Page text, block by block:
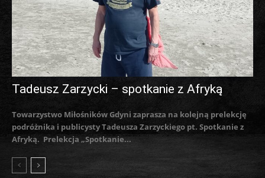
Tadeusz Zarzycki – spotkanie z Afryką
Towarzystwo Miłośników Gdyni zaprasza na kolejną prelekcję
podróżnika i publicysty Tadeusza Zarzyckiego pt. Spotkanie z
Afryką. Prelekcja „Spotkanie...